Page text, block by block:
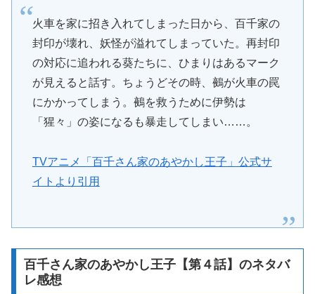
火車を家に招き入れてしまった日から、百千家の
封印が壊れ、妖怪が溢れてしまっていた。再封印
の対応に追われる葵たちに、ひまりはあるマーク
が見えると話す。ちょうどその時、鵺が火車の罠
にかかってしまう。鵺を救うために伊勢は
「猩々」の姿になるも暴走してしまい……。
TVアニメ「百千さん家のあやかし王子」公式サ
イトより引用
百千さん家のあやかし王子【第４話】のネタバ
レ感想